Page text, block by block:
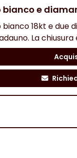
bianco e
18kt e due
La